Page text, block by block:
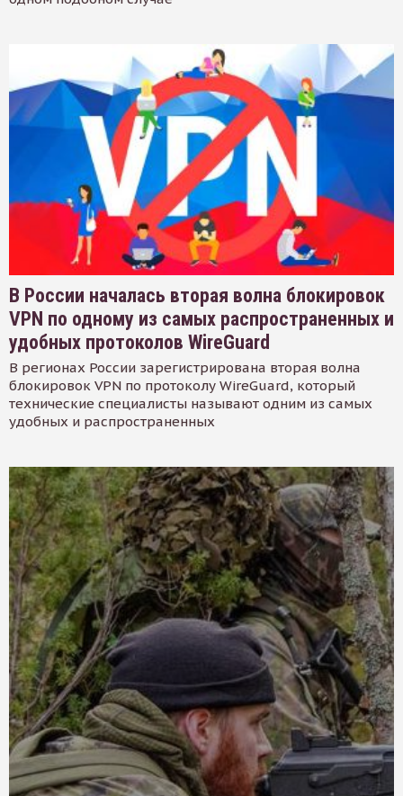
В России началась вторая волна блокировок
VPN по одному из самых распространенных и
удобных протоколов WireGuard
В регионах России зарегистрирована вторая волна
блокировок VPN по протоколу WireGuard, который
технические специалисты называют одним из самых
удобных и распространенных